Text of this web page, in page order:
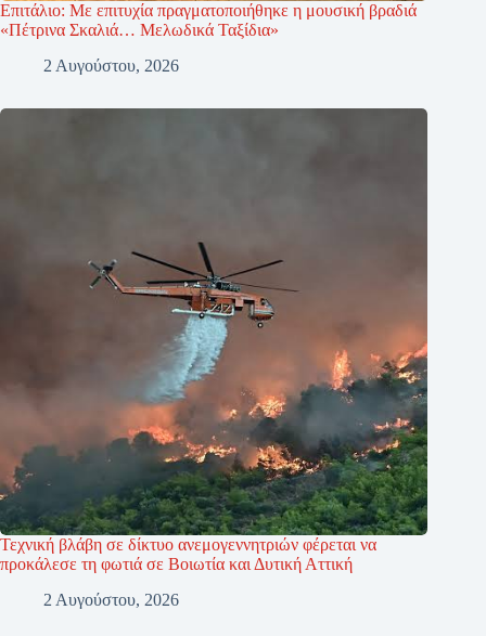
Επιτάλιο: Με επιτυχία πραγματοποιήθηκε η μουσική βραδιά
«Πέτρινα Σκαλιά… Μελωδικά Ταξίδια»
2 Αυγούστου, 2026
Τεχνική βλάβη σε δίκτυο ανεμογεννητριών φέρεται να
προκάλεσε τη φωτιά σε Βοιωτία και Δυτική Αττική
2 Αυγούστου, 2026